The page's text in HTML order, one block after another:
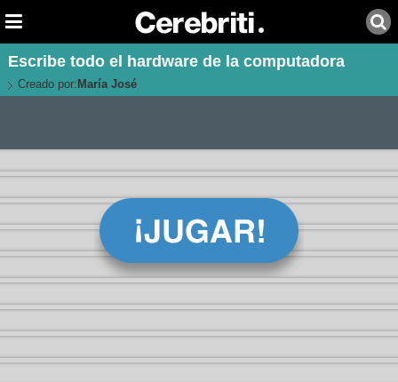
Escribe todo el hardware de la computadora
Creado por: María José